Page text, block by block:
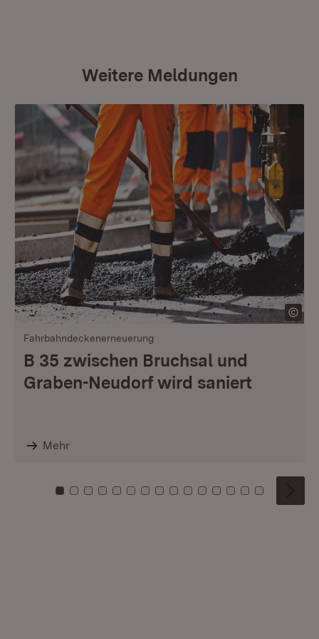
Weitere Meldungen
Fahrbahndeckenerneuerung
B 35 zwischen Bruchsal und
Graben-Neudorf wird saniert
Mehr
Zu Kachel: 0
Zu Kachel: 1
Zu Kachel: 2
Zu Kachel: 3
Zu Kachel: 4
Zu Kachel: 5
Zu Kachel: 6
Zu Kachel: 7
Zu Kachel: 8
Zu Kachel: 9
Zu Kachel: 10
Zu Kachel: 11
Zu Kachel: 12
Zu Kachel:
Zu